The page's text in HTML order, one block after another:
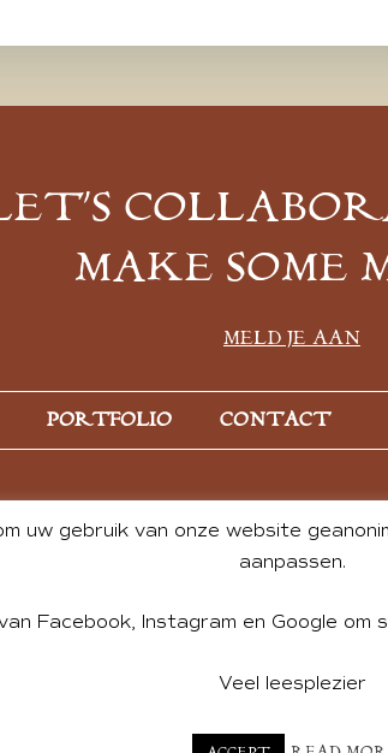
MAKE SOME
MELD JE AAN
PORTFOLIO CONTACT
BY ANDREA DE GROOT. WEBSITE DESIGN
uw gebruik van onze website
aanpassen.
Facebook, Instagram en Google
Veel leesplezier